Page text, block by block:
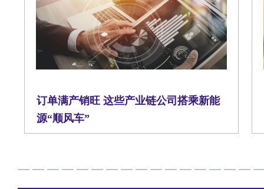
订单满产销旺 这些产业链公司搭乘新能
源“顺风车”